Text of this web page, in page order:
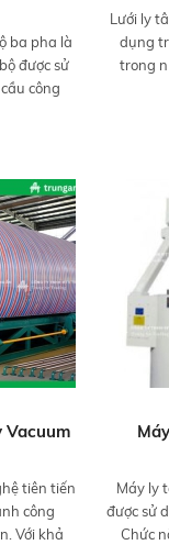
ba pha là
được sử
công
Lưới ly
dụng
trong
Vacuum
tiên tiến
công
Với khả
Máy ly
được sử
Chức